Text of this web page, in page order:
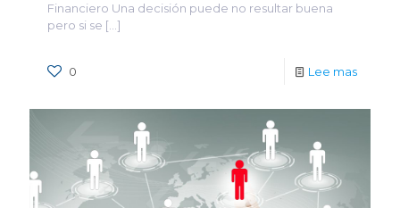
Financiero Una decisión puede no resultar buena
pero si se […]
0 Lee mas